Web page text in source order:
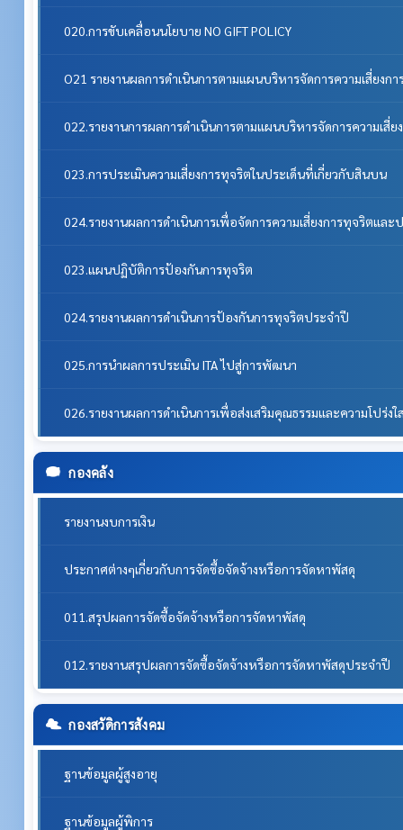
020.การขับเคลื่อนนโยบาย NO GIFT POLICY
O21 รายงานผลการดำเนินการตามแผนบริหารจัดการความเสี่ยงก
022.รายงานการผลการดำเนินการตามแผนบริหารจัดการความเสี่
023.การประเมินความเสี่ยงการทุจริตในประเด็นที่เกี่ยวกับสินบน
024.รายงานผลการดำเนินการเพื่อจัดการความเสี่ยงการทุจริตแ
023.แผนปฏิบัติการป้องกันการทุจริต
024.รายงานผลการดำเนินการป้องกันการทุจริตประจำปี
025.การนำผลการประเมิน ITA ไปสู่การพัฒนา
026.รายงานผลการดำเนินการเพื่อส่งเสริมคุณธรรมและความโปร่ง
กองคลัง
รายงานงบการเงิน
ประกาศต่างๆเกี่ยวกับการจัดซื้อจัดจ้างหรือการจัดหาพัสดุ
011.สรุปผลการจัดซื้อจัดจ้างหรือการจัดหาพัสดุ
012.รายงานสรุปผลการจัดซื้อจัดจ้างหรือการจัดหาพัสดุประจำปี
กองสวัดิการสังคม
ฐานข้อมูลผู้สูงอายุ
ฐานข้อมูลผู้พิการ